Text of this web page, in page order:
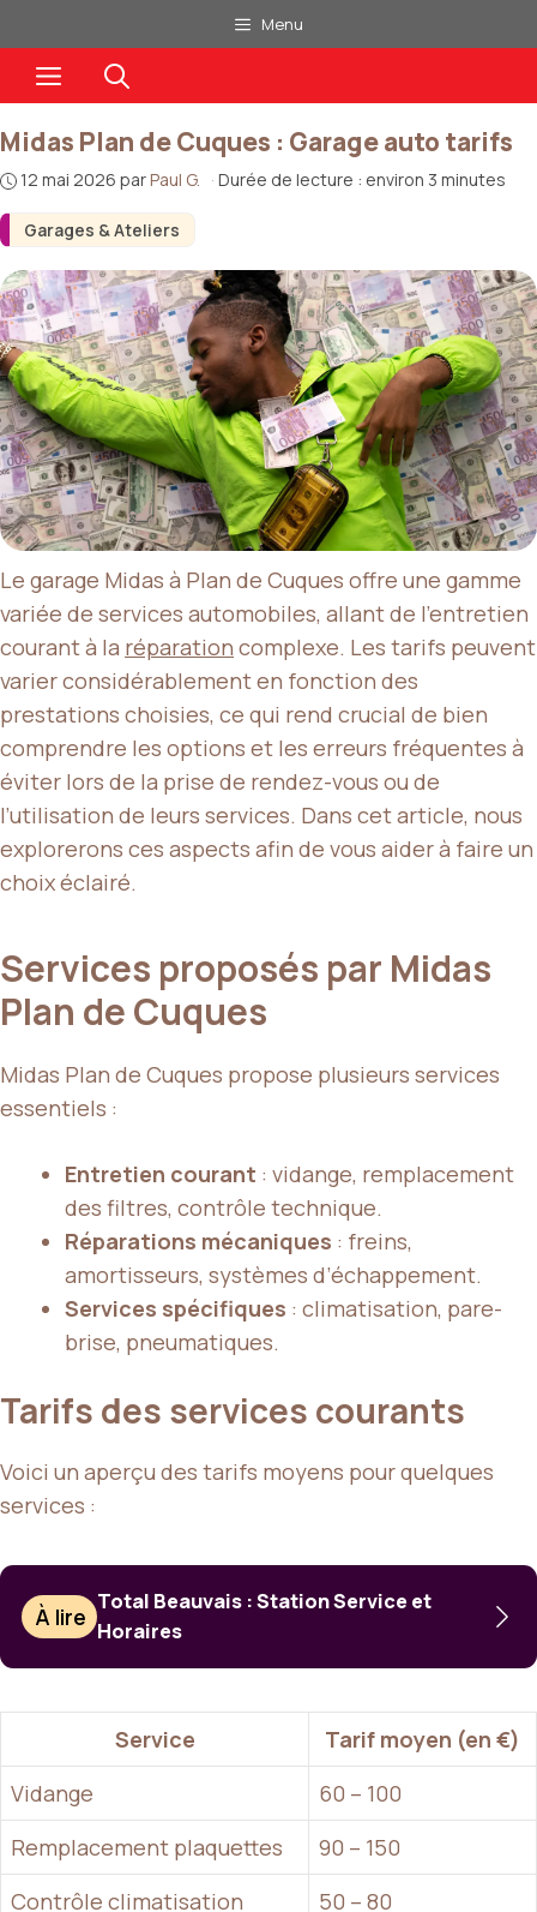
au
contenu
Menu
Menu
Garages & Ateliers
Midas Plan de Cuques : Garage auto tarifs
12 mai 2026 parPaul G. · Durée de lecture : environ 3 minutes
Le garage Midas à Plan de Cuques offre une gamme
variée de services automobiles, allant de l’entretien
courant à la réparation complexe. Les tarifs peuvent
varier considérablement en fonction des
prestations choisies, ce qui rend crucial de bien
comprendre les options et les erreurs fréquentes à
éviter lors de la prise de rendez-vous ou de
l’utilisation de leurs services. Dans cet article, nous
explorerons ces aspects afin de vous aider à faire un
choix éclairé.
Services proposés par Midas
Plan de Cuques
Midas Plan de Cuques propose plusieurs services
essentiels :
Entretien courant : vidange, remplacement
des filtres, contrôle technique.
Réparations mécaniques : freins,
amortisseurs, systèmes d’échappement.
Services spécifiques : climatisation, pare-
brise, pneumatiques.
Tarifs des services courants
Voici un aperçu des tarifs moyens pour quelques
services :
À lire
Total Beauvais : Station Service et
Horaires
Service
Tarif moyen (en €)
Vidange
60 – 100
Remplacement plaquettes
90 – 150
Contrôle climatisation
50 – 80